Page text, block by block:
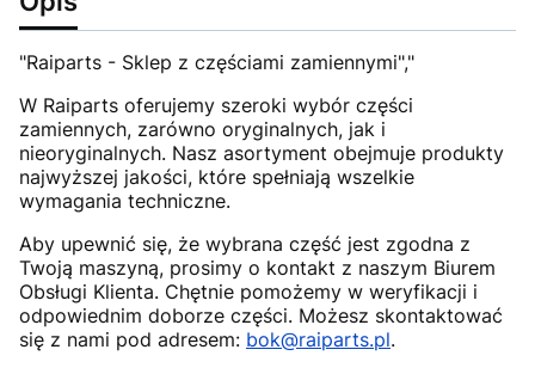
"Raiparts - Sklep z częściami zamiennymi","
W Raiparts oferujemy szeroki wybór części
zamiennych, zarówno oryginalnych, jak i
nieoryginalnych. Nasz asortyment obejmuje produkty
najwyższej jakości, które spełniają wszelkie
wymagania techniczne.
Aby upewnić się, że wybrana część jest zgodna z
Twoją maszyną, prosimy o kontakt z naszym Biurem
Obsługi Klienta. Chętnie pomożemy w weryfikacji i
odpowiednim doborze części. Możesz skontaktować
się z nami pod adresem: bok@raiparts.pl.